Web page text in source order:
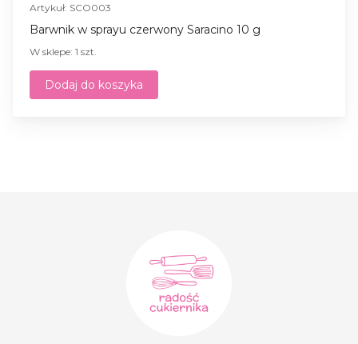
Artykuł: SCO003
Barwnik w sprayu czerwony Saracino 10 g
W sklepe: 1 szt.
Dodaj do koszyka